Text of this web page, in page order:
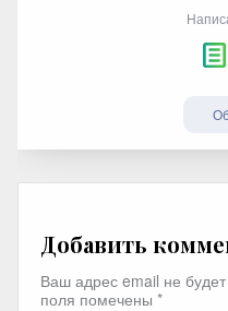
Добавить
Ваш адрес email не будет
поля помечены *